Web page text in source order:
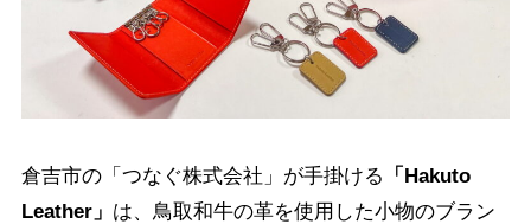
倉吉市の「つなぐ株式会社」が手掛ける
「Hakuto
Leather」 は、鳥取和牛の革を使用した小物のブラン